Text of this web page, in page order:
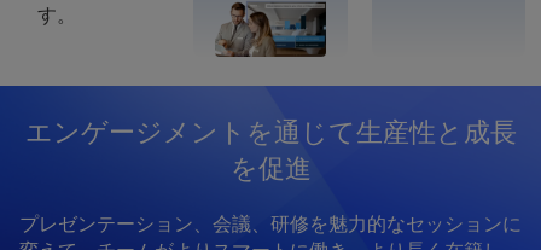
す。
エンゲージメントを通じて生産性と成長
を促進
プレゼンテーション、会議、研修を魅力的なセッションに